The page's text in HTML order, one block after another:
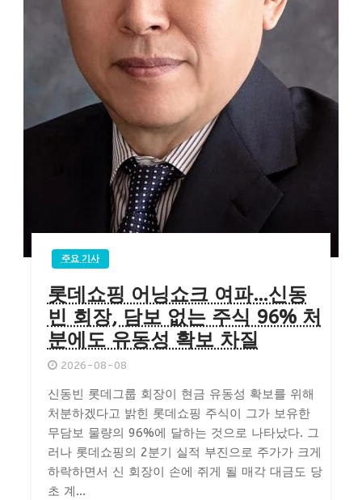
주요 기사
롯데쇼핑 어닝쇼크 여파…신동
빈 회장, 담보 없는 주식 96% 처
분에도 유동성 확보 차질
2026-08-08
신동빈 롯데그룹 회장이 현금 유동성 확보를 위해
처분하겠다고 밝힌 롯데쇼핑 주식이 그가 보유한
무담보 물량의 96%에 달하는 것으로 나타났다. 그
러나 롯데쇼핑의 2분기 실적 부진으로 주가가 크게
하락하면서 신 회장이 손에 쥐게 될 매각 대금도 당
초 계...